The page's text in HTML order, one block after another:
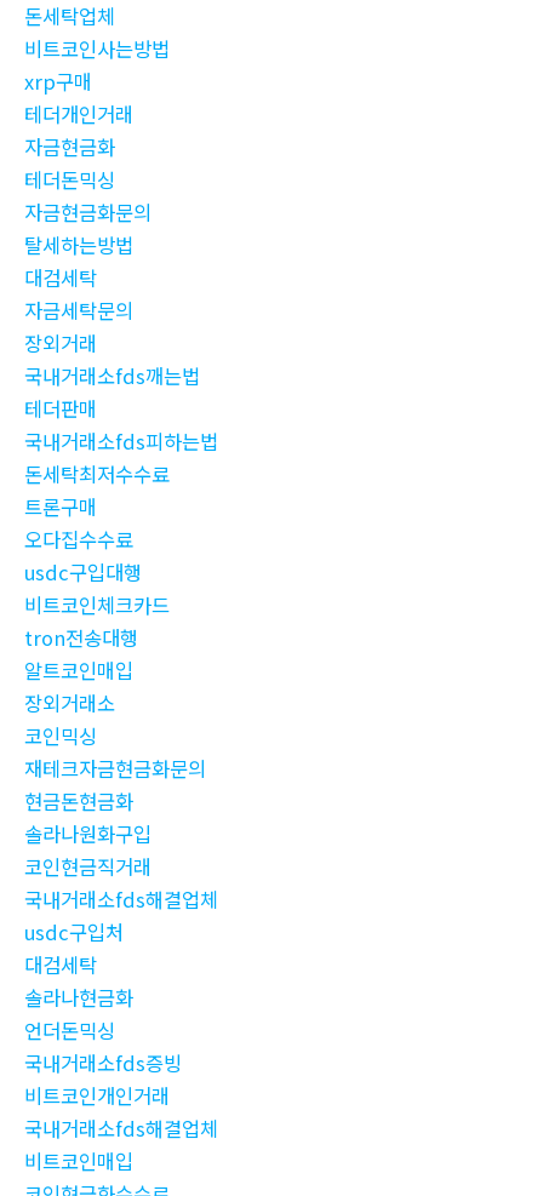
돈세탁업체
비트코인사는방법
xrp구매
테더개인거래
자금현금화
테더돈믹싱
자금현금화문의
탈세하는방법
대검세탁
자금세탁문의
장외거래
국내거래소fds깨는법
테더판매
국내거래소fds피하는법
돈세탁최저수수료
트론구매
오다집수수료
usdc구입대행
비트코인체크카드
tron전송대행
알트코인매입
장외거래소
코인믹싱
재테크자금현금화문의
현금돈현금화
솔라나원화구입
코인현금직거래
국내거래소fds해결업체
usdc구입처
대검세탁
솔라나현금화
언더돈믹싱
국내거래소fds증빙
비트코인개인거래
국내거래소fds해결업체
비트코인매입